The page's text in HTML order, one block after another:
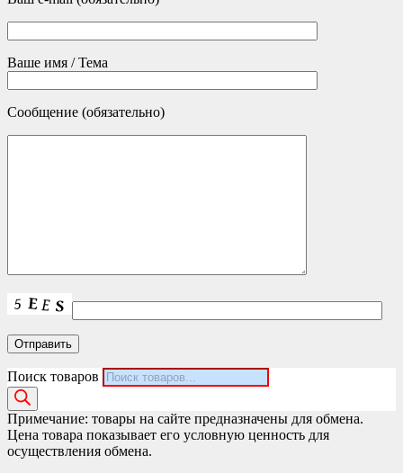
Ваше имя / Тема
Сообщение (обязательно)
Поиск товаров
Примечание: товары на сайте предназначены для обмена.
Цена товара показывает его условную ценность для
осуществления обмена.